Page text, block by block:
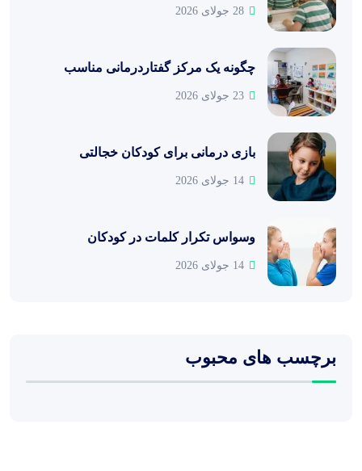
28 جولای 2026
چگونه یک مرکز گفتاردرمانی مناسب
23 جولای 2026
بازی درمانی برای کودکان خجالتی
14 جولای 2026
وسواس تکرار کلمات در کودکان
14 جولای 2026
برچسب های محبوب